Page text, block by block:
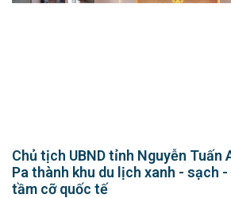
Chủ tịch UBND tỉnh Nguyễn Tuấn
Pa thành khu du lịch xanh - sạch
tầm cỡ quốc tế